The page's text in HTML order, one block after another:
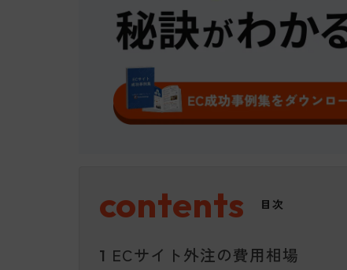
目次
1 ECサイト外注の費用相場